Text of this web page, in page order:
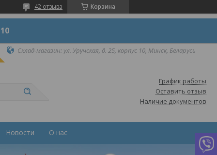
Корзина
42 отзыва
Склад-магазин: ул. Уручская, д. 25, корпус 10, Минск, Беларусь
График работы
Оставить отзыв
Наличие документов
Новости О нас